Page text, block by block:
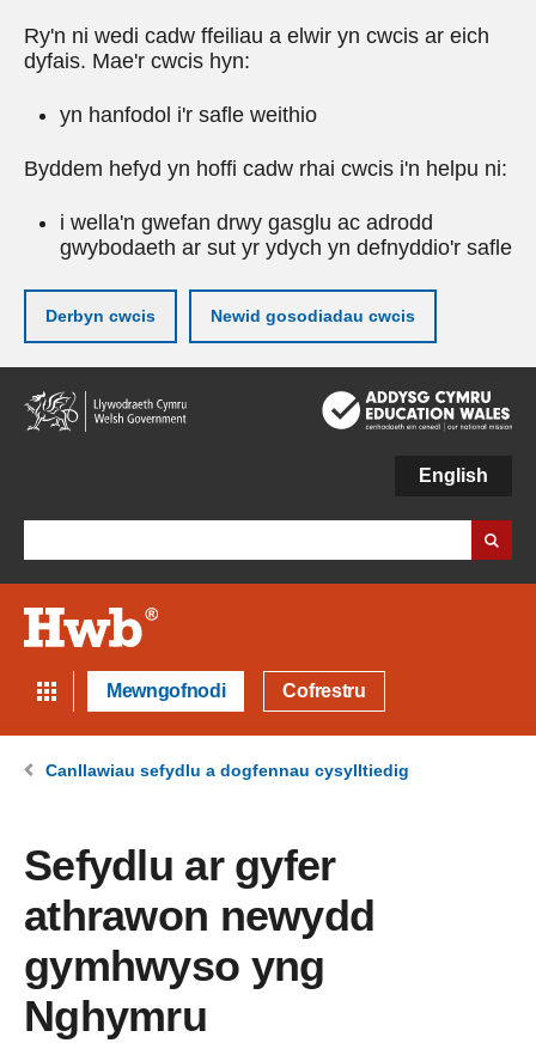
Ry'n ni wedi cadw ffeiliau a elwir yn cwcis ar eich
dyfais. Mae'r cwcis hyn:
yn hanfodol i'r safle weithio
Byddem hefyd yn hoffi cadw rhai cwcis i'n helpu ni:
i wella'n gwefan drwy gasglu ac adrodd
gwybodaeth ar sut yr ydych yn defnyddio'r safle
Derbyn cwcis Newid gosodiadau cwcis
Neidio
i'r
prif
English
Mewngofnodi Cofrestru
Canllawiau sefydlu a dogfennau cysylltiedig
Sefydlu ar gyfer
athrawon newydd
gymhwyso yng
Nghymru